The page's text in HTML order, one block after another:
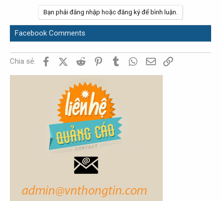
o
:
Bạn phải đăng nhập hoặc đăng ký để bình luận.
Facebook Comments
Chia sẻ: FacebookX (Twitter)
Reddit PinterestTumblr WhatsApp
Email